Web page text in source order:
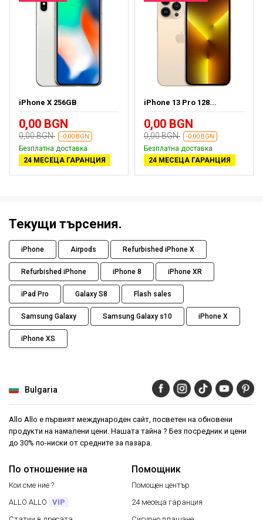
iPhone X 256GB
0,00 BGN
0,00 BGN -0,00 BGN
Безплатна доставка
24 МЕСЕЦА ГАРАНЦИЯ
iPhone 13 Pro 128...
0,00 BGN
0,00 BGN -0,00 BGN
Безплатна доставка
24 МЕСЕЦА ГАРАНЦИЯ
Текущи търсения.
iPhone Airpods Refurbished iPhone X
Refurbished iPhone iPhone 8 iPhone XR
iPad Pro Galaxy S8 Flash sales
Samsung Galaxy Samsung Galaxy s10 iPhone X
iPhone XS
Bulgaria
Allo Allo е първият международен сайт, посветен на обновени
продукти на намалени цени. Нашата тайна ? Без посредник и цени
до 30% по-ниски от средните за пазара.
По отношение на
Кои сме ние ?
ALLO ALLO
VIP
Помощник
Помощен център
24 месеца гаранция